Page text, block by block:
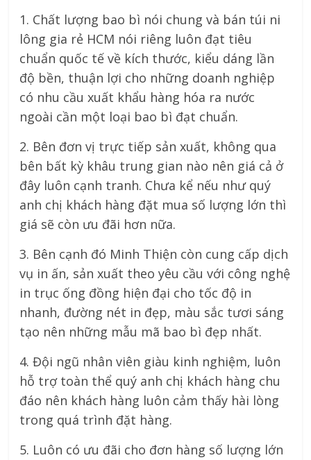
1. Chất lượng bao bì nói chung và bán túi ni
lông gia rẻ HCM nói riêng luôn đạt tiêu
chuẩn quốc tế về kích thước, kiểu dáng lần
độ bền, thuận lợi cho những doanh nghiệp
có nhu cầu xuất khẩu hàng hóa ra nước
ngoài cần một loại bao bì đạt chuẩn.
2. Bên đơn vị trực tiếp sản xuất, không qua
bên bất kỳ khâu trung gian nào nên giá cả ở
đây luôn cạnh tranh. Chưa kể nếu như quý
anh chị khách hàng đặt mua số lượng lớn thì
giá sẽ còn ưu đãi hơn nữa.
3. Bên cạnh đó Minh Thiện còn cung cấp dịch
vụ in ấn, sản xuất theo yêu cầu với công nghệ
in trục ống đồng hiện đại cho tốc độ in
nhanh, đường nét in đẹp, màu sắc tươi sáng
tạo nên những mẫu mã bao bì đẹp nhất.
4. Đội ngũ nhân viên giàu kinh nghiệm, luôn
hỗ trợ toàn thể quý anh chị khách hàng chu
đáo nên khách hàng luôn cảm thấy hài lòng
trong quá trình đặt hàng.
5. Luôn có ưu đãi cho đơn hàng số lượng lớn